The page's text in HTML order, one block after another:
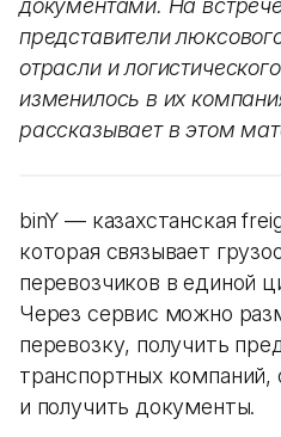
документами. На
представители
отрасли и
изменилось в их
рассказывает в этом
binY — казахстанская
которая связывает
перевозчиков в единой
Через сервис можно
перевозку, получить
транспортных компаний,
и получить документы.